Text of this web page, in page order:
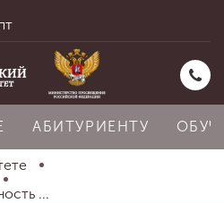
АБИТУРИЕНТУ
...